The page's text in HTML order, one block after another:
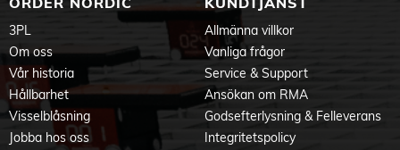
3PL
Om oss
Vår historia
Hållbarhet
Visselblåsning
Jobba hos oss
Allmänna villkor
Vanliga frågor
Service & Support
Ansökan om RMA
Godsefterlysning & Felleverans
Integritetspolicy